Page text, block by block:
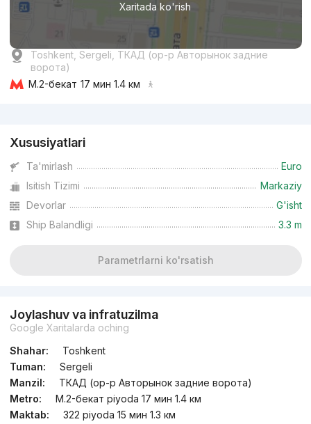
Xaritada ko'rish
Toshkent, Sergeli, ТКАД (ор-р Авторынок задние
ворота)
М.2-бекат 17 мин 1.4 км
Xususiyatlari
Ta'mirlash
Euro
Isitish Tizimi
Markaziy
Devorlar
G'isht
Ship Balandligi
3.3 m
Parametrlarni ko'rsatish
Joylashuv va infratuzilma
Google Xaritalarda oching
Shahar:
Toshkent
Tuman:
Sergeli
Manzil:
ТКАД (ор-р Авторынок задние ворота)
Metro:
М.2-бекат piyoda 17 мин 1.4 км
Maktab:
322 piyoda 15 мин 1.3 км